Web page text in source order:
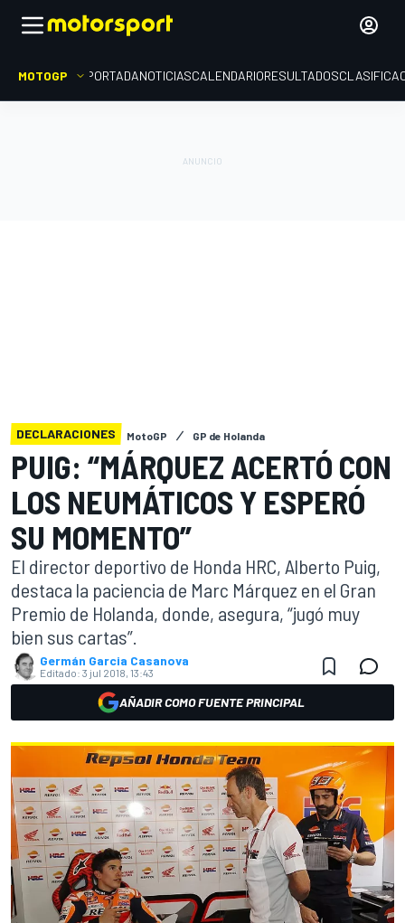
MOTOGP PORTADANOTICIASCALENDARIORESULTADOS
DECLARACIONES MotoGP GP de Holanda
PUIG: “MÁRQUEZ ACERTÓ CON
LOS NEUMÁTICOS Y ESPERÓ
SU MOMENTO”
El director deportivo de Honda HRC, Alberto Puig,
destaca la paciencia de Marc Márquez en el Gran
Premio de Holanda, donde, asegura, “jugó muy
bien sus cartas”.
Germán Garcia Casanova
Editado: 3 jul 2018, 13:43
AÑADIR COMO FUENTE PRINCIPAL